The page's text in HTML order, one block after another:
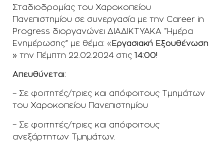
Σταδιοδρομίας του Χαροκοπείου
Πανεπιστημίου σε συνεργασία με την Career in
Progress διοργανώνει ΔΙΑΔΙΚΤΥΑΚΑ “Ημέρα
Ενημέρωσης” με θέμα: « Εργασιακή Εξουθένωση
» την Πέμπτη 22.02.2024 στις 14:00!
Απευθύνεται:
– Σε φοιτητές/τριες και απόφοιτους Τμημάτων
του Χαροκοπείου Πανεπιστημίου
– Σε φοιτητές/τριες και απόφοιτους
ανεξάρτητων Τμημάτων.